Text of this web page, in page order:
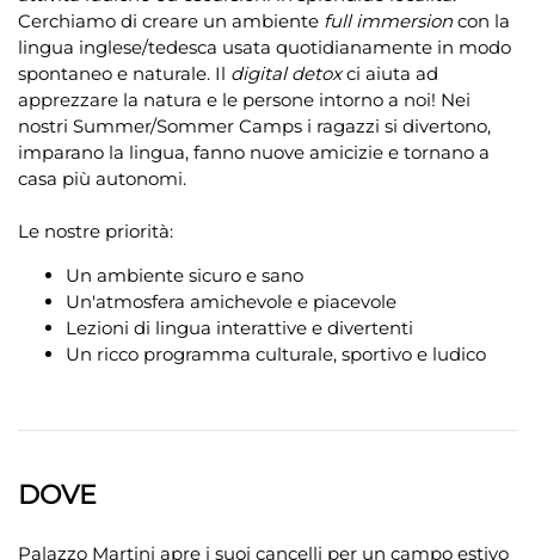
Cerchiamo di creare un ambiente full immersion con la
lingua inglese/tedesca usata quotidianamente in modo
spontaneo e naturale. Il digital detoxci aiuta ad
apprezzare la natura e le persone intorno a noi! Nei
nostri Summer/Sommer Camps i ragazzi si divertono,
imparano la lingua, fanno nuove amicizie e tornano a
casa più autonomi.
Le nostre priorità:
Un ambiente sicuro e sano
Un'atmosfera amichevole e piacevole
Lezioni di lingua interattive e divertenti
Un ricco programma culturale, sportivo e ludico
DOVE
Palazzo Martini apre i suoi cancelli per un campo estivo